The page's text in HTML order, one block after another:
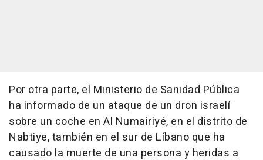
Por otra parte, el Ministerio de Sanidad Pública
ha informado de un ataque de un dron israelí
sobre un coche en Al Numairiyé, en el distrito de
Nabtiye, también en el sur de Líbano que ha
causado la muerte de una persona y heridas a